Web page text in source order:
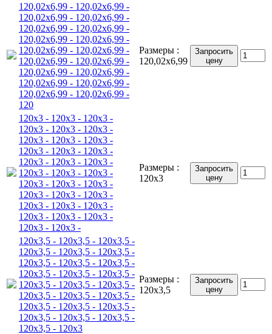
120,02x6,99 - 120,02x6,99 -
120,02x6,99 - 120,02x6,99 -
120,02x6,99 - 120,02x6,99 -
120,02x6,99 - 120,02x6,99 -
120,02x6,99 - 120,02x6,99 -
120,02x6,99 - 120,02x6,99 -
120,02x6,99 - 120,02x6,99 -
120,02x6,99 - 120,02x6,99 -
120,02x6,99 - 120,02x6,99 -
120
Размеры :
120,02x6,99
Запросить
цену
120x3 - 120x3 - 120x3 -
120x3 - 120x3 - 120x3 -
120x3 - 120x3 - 120x3 -
120x3 - 120x3 - 120x3 -
120x3 - 120x3 - 120x3 -
120x3 - 120x3 - 120x3 -
120x3 - 120x3 - 120x3 -
120x3 - 120x3 - 120x3 -
120x3 - 120x3 - 120x3 -
120x3 - 120x3 - 120x3 -
120x3 - 120x3 -
Размеры :
120x3
Запросить
цену
120x3,5 - 120x3,5 - 120x3,5 -
120x3,5 - 120x3,5 - 120x3,5 -
120x3,5 - 120x3,5 - 120x3,5 -
120x3,5 - 120x3,5 - 120x3,5 -
120x3,5 - 120x3,5 - 120x3,5 -
120x3,5 - 120x3,5 - 120x3,5 -
120x3,5 - 120x3,5 - 120x3,5 -
120x3,5 - 120x3,5 - 120x3,5 -
120x3,5 - 120x3
Размеры :
120x3,5
Запросить
цену